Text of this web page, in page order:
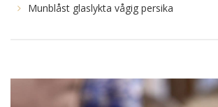
Munblåst glaslykta vågig persika